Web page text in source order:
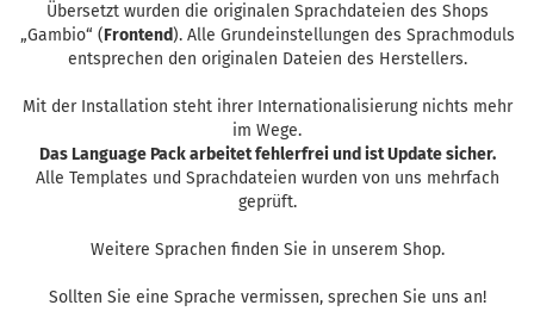
Übersetzt wurden die originalen Sprachdateien des Shops
„Gambio“ (Frontend). Alle Grundeinstellungen des Sprachmoduls
entsprechen den originalen Dateien des Herstellers.
Mit der Installation steht ihrer Internationalisierung nichts mehr
im Wege.
Das Language Pack arbeitet fehlerfrei und ist Update sicher.
Alle Templates und Sprachdateien wurden von uns mehrfach
geprüft.
Weitere Sprachen finden Sie in unserem Shop.
Sollten Sie eine Sprache vermissen, sprechen Sie uns an!